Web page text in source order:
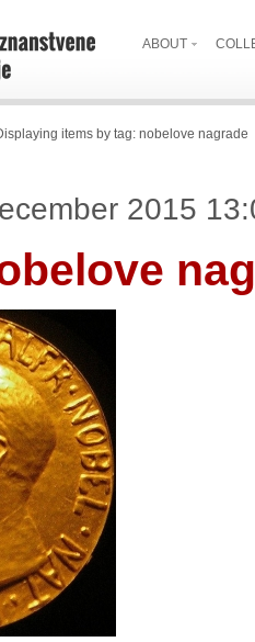
ABOUT
items by tag: nobelove nagrade
2015